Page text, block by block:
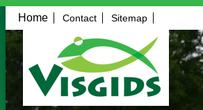
Home Contact Sitemap